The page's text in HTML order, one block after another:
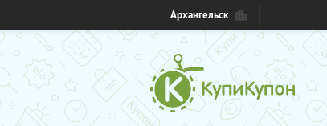
Архангельск